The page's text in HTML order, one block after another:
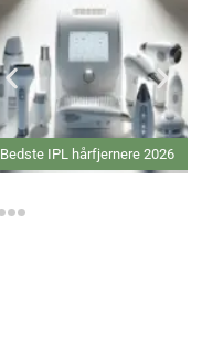
Bedste IPL hårfjernere 2026